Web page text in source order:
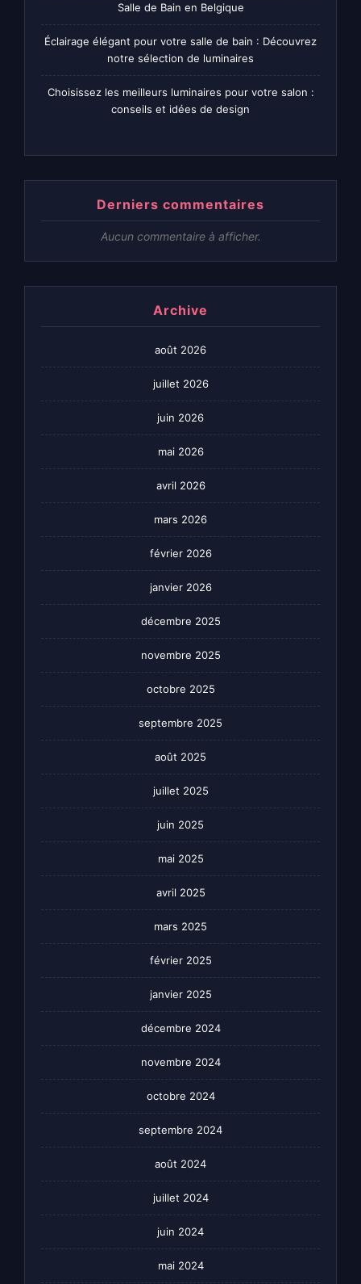
Salle de Bain en Belgique
Éclairage élégant pour votre salle de bain : Découvrez
notre sélection de luminaires
Choisissez les meilleurs luminaires pour votre salon :
conseils et idées de design
Derniers commentaires
Aucun commentaire à afficher.
Archive
août 2026
juillet 2026
juin 2026
mai 2026
avril 2026
mars 2026
février 2026
janvier 2026
décembre 2025
novembre 2025
octobre 2025
septembre 2025
août 2025
juillet 2025
juin 2025
mai 2025
avril 2025
mars 2025
février 2025
janvier 2025
décembre 2024
novembre 2024
octobre 2024
septembre 2024
août 2024
juillet 2024
juin 2024
mai 2024